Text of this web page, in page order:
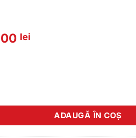
lei
14 x 1 3/8 37/44-288/305 DV 35 mm
ADAUGĂ ÎN COȘ